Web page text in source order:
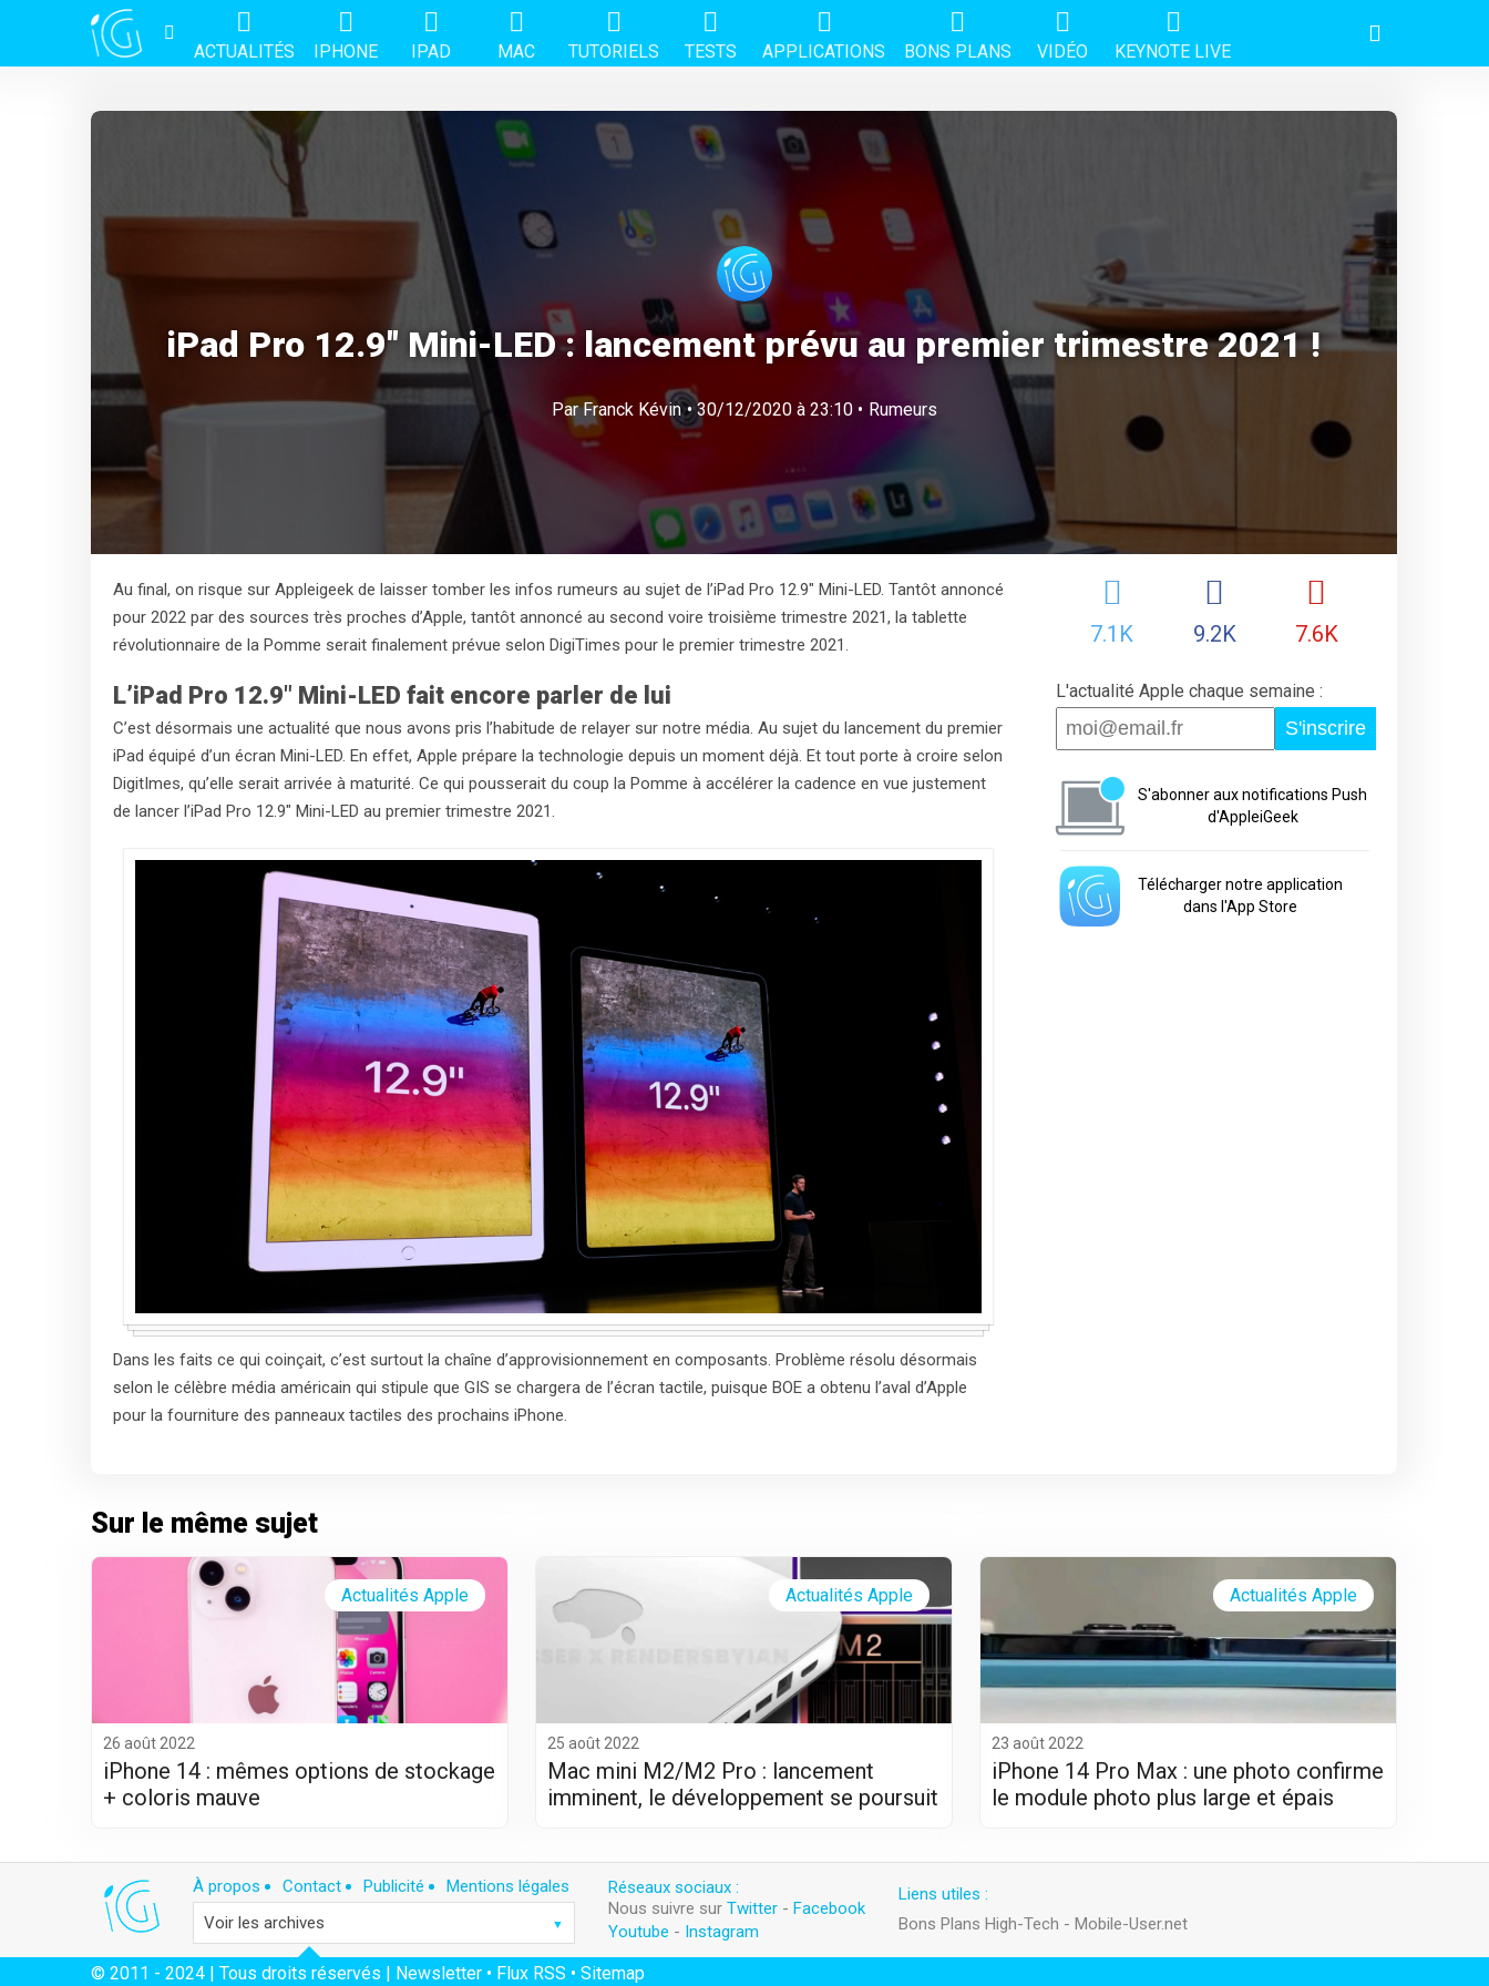
ACTUALITÉS IPHONE IPAD MAC TUTORIELS TESTS APPLICATIONS BONS PLANS VIDÉO KEYNOTE LIVE
iPad Pro 12.9″ Mini-LED : lancement prévu au premier trimestre 2021 !
ParFranck Kévin • 30/12/2020 à 23:10 • Rumeurs
Au final, on risque sur Appleigeek de laisser tomber les infos rumeurs au sujet de l’iPad Pro 12.9″ Mini-LED. Tantôt annoncé
pour 2022 par des sources très proches d’Apple, tantôt annoncé au second voire troisième trimestre 2021, la tablette
révolutionnaire de la Pomme serait finalement prévue selon DigiTimes pour le premier trimestre 2021.
L’iPad Pro 12.9″ Mini-LED fait encore parler de lui
C’est désormais une actualité que nous avons pris l’habitude de relayer sur notre média. Au sujet du lancement du premier
iPad équipé d’un écran Mini-LED. En effet, Apple prépare la technologie depuis un moment déjà. Et tout porte à croire selon
DigitImes, qu’elle serait arrivée à maturité. Ce qui pousserait du coup la Pomme à accélérer la cadence en vue justement
de lancer l’iPad Pro 12.9″ Mini-LED au premier trimestre 2021.
Dans les faits ce qui coinçait, c’est surtout la chaîne d’approvisionnement en composants. Problème résolu désormais
selon le célèbre média américain qui stipule que GIS se chargera de l’écran tactile, puisque BOE a obtenu l’aval d’Apple
pour la fourniture des panneaux tactiles des prochains iPhone.
7.1K 9.2K 7.6K
L'actualité Apple chaque semaine :
S'inscrire
S'abonner aux notifications Push
d'AppleiGeek
Télécharger notre application
dans l'App Store
Sur le même sujet
26 août 2022
iPhone 14 : mêmes options de stockage
+ coloris mauve
Actualités Apple
25 août 2022
Mac mini M2/M2 Pro : lancement
imminent, le développement se poursuit
Actualités Apple
23 août 2022
iPhone 14 Pro Max : une photo confirme
le module photo plus large et épais
Actualités Apple
À propos Contact Publicité Mentions légales
Réseaux sociaux :
Nous suivre sur Twitter - Facebook
Youtube - Instagram
Liens utiles :
Bons Plans High-Tech - Mobile-User.net
© 2011 - 2024 | Tous droits réservés | Newsletter • Flux RSS • Sitemap